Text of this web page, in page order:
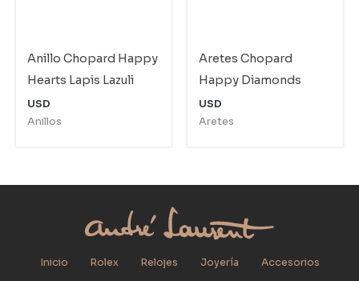
Anillo Chopard Happy
Hearts Lapis Lazuli
USD
Anillos
Aretes Chopard
Happy Diamonds
USD
Aretes
Inicio Rolex Relojes Joyería
Accesorios